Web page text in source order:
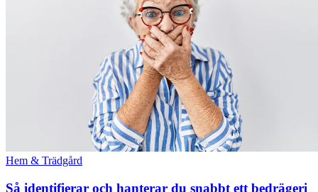
Hem & Trädgård
Så identifierar och hanterar du snabbt ett bedrägeri